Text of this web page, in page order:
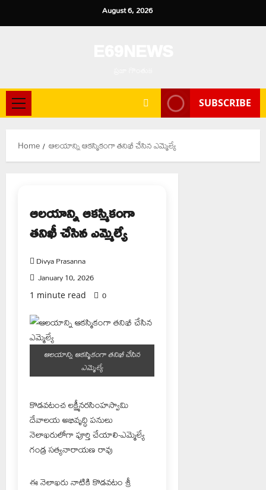
to
August 6, 2026
Primary
Menu
SUBSCRIBE
Home ఆలయాన్ని ఆకస్మికంగా తనిఖీ చేసిన ఎమ్మెల్యే
ఆలయాన్ని ఆకస్మికంగా
తనిఖీ చేసిన ఎమ్మెల్యే
Divya Prasanna
January 10, 2026
1 minute read 0
ఆలయాన్ని ఆకస్మికంగా తనిఖీ చేసిన
ఎమ్మెల్యే
కొడవటంచ లక్ష్మీనరసింహస్వామి
దేవాలయ అభివృద్ధి పనులు
నెలాఖరులోగా పూర్తి చేయాలి-ఎమ్మెల్యే
గండ్ర సత్యనారాయణ రావు
ఈ నెలాఖరు నాటికి కొడవటం శ్రీ